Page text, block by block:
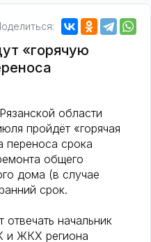
«горячую
области
пройдёт «горячая
переноса срока
общего
дома (в случае
срок.
начальник
и ЖКХ региона